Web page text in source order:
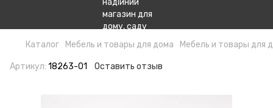
Каталог Мебель и товары для дома Мебель и товары для
Артикул: 18263-01 Оставить отзыв